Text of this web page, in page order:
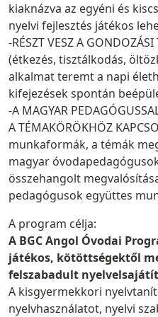
kiaknázva az egyéni és
nyelvi fejlesztés játékos
-RÉSZT VESZ A GONDOZÁSI
(étkezés, tisztálkodás,
alkalmat teremt a napi
kifejezések spontán
-A MAGYAR
A TÉMAKÖRÖKHÖZ
munkaformák, a témák
magyar
összehangolt
pedagógusok együttes
A program célja:
A BGC Angol Óvodai
játékos, kötöttségektől
felszabadult
A kisgyermekkori
nyelvhasználatot, nyelvi